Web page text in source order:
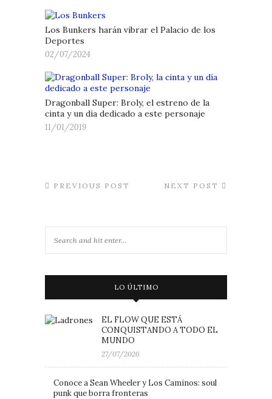
Los Bunkers harán vibrar el Palacio de los
Deportes
02/07/2024
Dragonball Super: Broly, el estreno de la
cinta y un día dedicado a este personaje
11/01/2019
PREVIOUS POST NEXT POST
LO ÚLTIMO
EL FLOW QUE ESTÁ
CONQUISTANDO A TODO EL
MUNDO
27/07/2026
Conoce a Sean Wheeler y Los Caminos: soul
punk que borra fronteras